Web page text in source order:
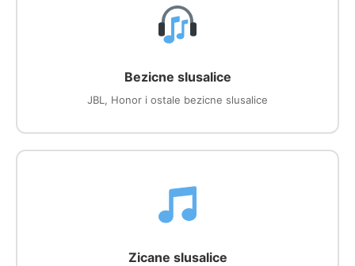
Bezicne slusalice
JBL, Honor i ostale bezicne slusalice
Zicane slusalice